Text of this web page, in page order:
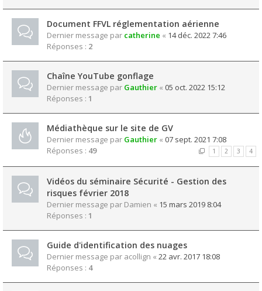
Document FFVL réglementation aérienne
Dernier message par catherine « 14 déc. 2022 7:46
Réponses : 2
Chaîne YouTube gonflage
Dernier message par Gauthier « 05 oct. 2022 15:12
Réponses : 1
Médiathèque sur le site de GV
Dernier message par Gauthier « 07 sept. 2021 7:08
Réponses : 49 1 2 3 4
Vidéos du séminaire Sécurité - Gestion des
risques février 2018
Dernier message par Damien « 15 mars 2019 8:04
Réponses : 1
Guide d'identification des nuages
Dernier message par acollign « 22 avr. 2017 18:08
Réponses : 4